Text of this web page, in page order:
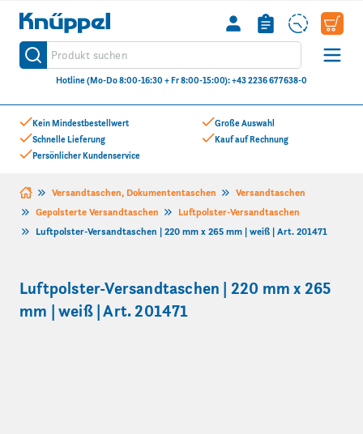
Kein Mindestbestellwert
Schnelle Lieferung
Persönlicher Kundenservice
Große Auswahl
Kauf auf Rechnung
Knüppel
Produkt suchen
Suche
Hotline (Mo-Do 8:00-16:30 + Fr 8:00-15:00): +43 2236 677638-0
Zum Inhalt springen
Versandtaschen, Dokumententaschen
Versandtaschen
Gepolsterte Versandtaschen
Luftpolster-Versandtaschen
Luftpolster-Versandtaschen | 220 mm x 265 mm | weiß | Art. 201471
Luftpolster-Versandtaschen | 220 mm x 265
mm | weiß | Art. 201471